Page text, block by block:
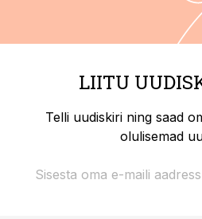
LIITU
Telli uudiskiri ning saad
olulisemad